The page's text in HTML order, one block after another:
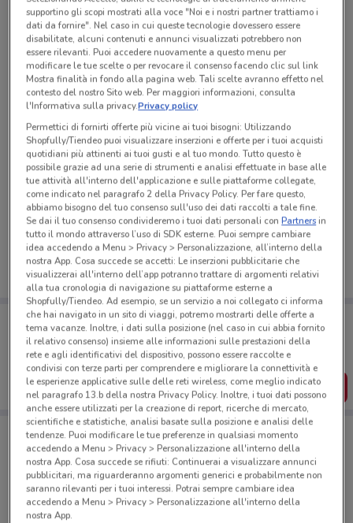
Ci dispiace, al momento non abbiamo pubblicato
volantini nella tua zona. Riprova più tardi.
Porta DoveConviene sempre con te!
Puoi trovare le migliori offerte dei negozi vicino a te,
salvarle e creare la tua lista del risparmio, comodamente
dal tuo cellulare.
SCARICA L’APP
Negozi Trony a Roma
supportino gli scopi mostrati alla voce "Noi e i nostri partner trattiamo i
dati da fornire". Nel caso in cui queste tecnologie dovessero essere
disabilitate, alcuni contenuti e annunci visualizzati potrebbero non
essere rilevanti. Puoi accedere nuovamente a questo menu per
modificare le tue scelte o per revocare il consenso facendo clic sul link
Mostra finalità in fondo alla pagina web. Tali scelte avranno effetto nel
contesto del nostro Sito web. Per maggiori informazioni, consulta
l'Informativa sulla privacy.Privacy policy
Permettici di fornirti offerte più vicine ai tuoi bisogni: Utilizzando
Shopfully/Tiendeo puoi visualizzare inserzioni e offerte per i tuoi acquisti
quotidiani più attinenti ai tuoi gusti e al tuo mondo. Tutto questo è
possibile grazie ad una serie di strumenti e analisi effettuate in base alle
tue attività all'interno dell'applicazione e sulle piattaforme collegate,
come indicato nel paragrafo 2 della Privacy Policy. Per fare questo,
abbiamo bisogno del tuo consenso sull'uso dei dati raccolti a tale fine.
Se dai il tuo consenso condivideremo i tuoi dati personali conPartnersin
tutto il mondo attraverso l’uso di SDK esterne. Puoi sempre cambiare
idea accedendo a Menu > Privacy > Personalizzazione, all’interno della
nostra App. Cosa succede se accetti: Le inserzioni pubblicitarie che
visualizzerai all'interno dell’app potranno trattare di argomenti relativi
alla tua cronologia di navigazione su piattaforme esterne a
Shopfully/Tiendeo. Ad esempio, se un servizio a noi collegato ci informa
che hai navigato in un sito di viaggi, potremo mostrarti delle offerte a
tema vacanze. Inoltre, i dati sulla posizione (nel caso in cui abbia fornito
il relativo consenso) insieme alle informazioni sulle prestazioni della
rete e agli identificativi del dispositivo, possono essere raccolte e
condivisi con terze parti per comprendere e migliorare la connettività e
le esperienze applicative sulle delle reti wireless, come meglio indicato
nel paragrafo 13.b della nostra Privacy Policy. Inoltre, i tuoi dati possono
anche essere utilizzati per la creazione di report, ricerche di mercato,
scientifiche e statistiche, analisi basate sulla posizione e analisi delle
tendenze. Puoi modificare le tue preferenze in qualsiasi momento
accedendo a Menu > Privacy > Personalizzazione all'interno della
nostra App. Cosa succede se rifiuti: Continuerai a visualizzare annunci
pubblicitari, ma riguarderanno argomenti generici e probabilmente non
saranno rilevanti per i tuoi interessi. Potrai sempre cambiare idea
accedendo a Menu > Privacy > Personalizzazione all'interno della
nostra App.